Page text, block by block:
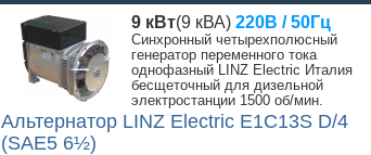
SAE4 8
SAE4 10
SAE4 11.5
SAE3 8
SAE3 10
9 кВт(9 кВА) 220В / 50Гц
Синхронный четырехполюсный
генератор переменного тока
однофазный LINZ Electric Италия
бесщеточный для дизельной
электростанции 1500 об/мин.
Альтернатор LINZ Electric E1C13S D/4
(SAE5 6½)